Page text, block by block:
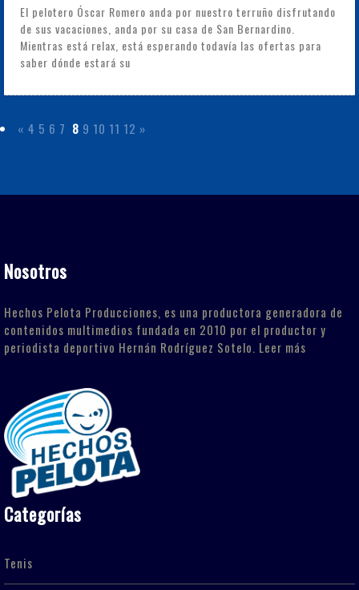
El pelotero Óscar Romero anda por nuestro terruño disfrutando
de sus vacaciones, anda por su casa de San Bernardino.
Mientras está relax, está esperando todavía las ofertas para
saber dónde estará su
« 4 5 6 7 8 9 10 11 12 »
Nosotros
Hechos Pelota Producciones, es una productora generadora de
contenidos multimedios fundada en 2010 por el productor y
periodista deportivo Hernán Rodríguez Sotelo. Leer más
Categorías
Tenis